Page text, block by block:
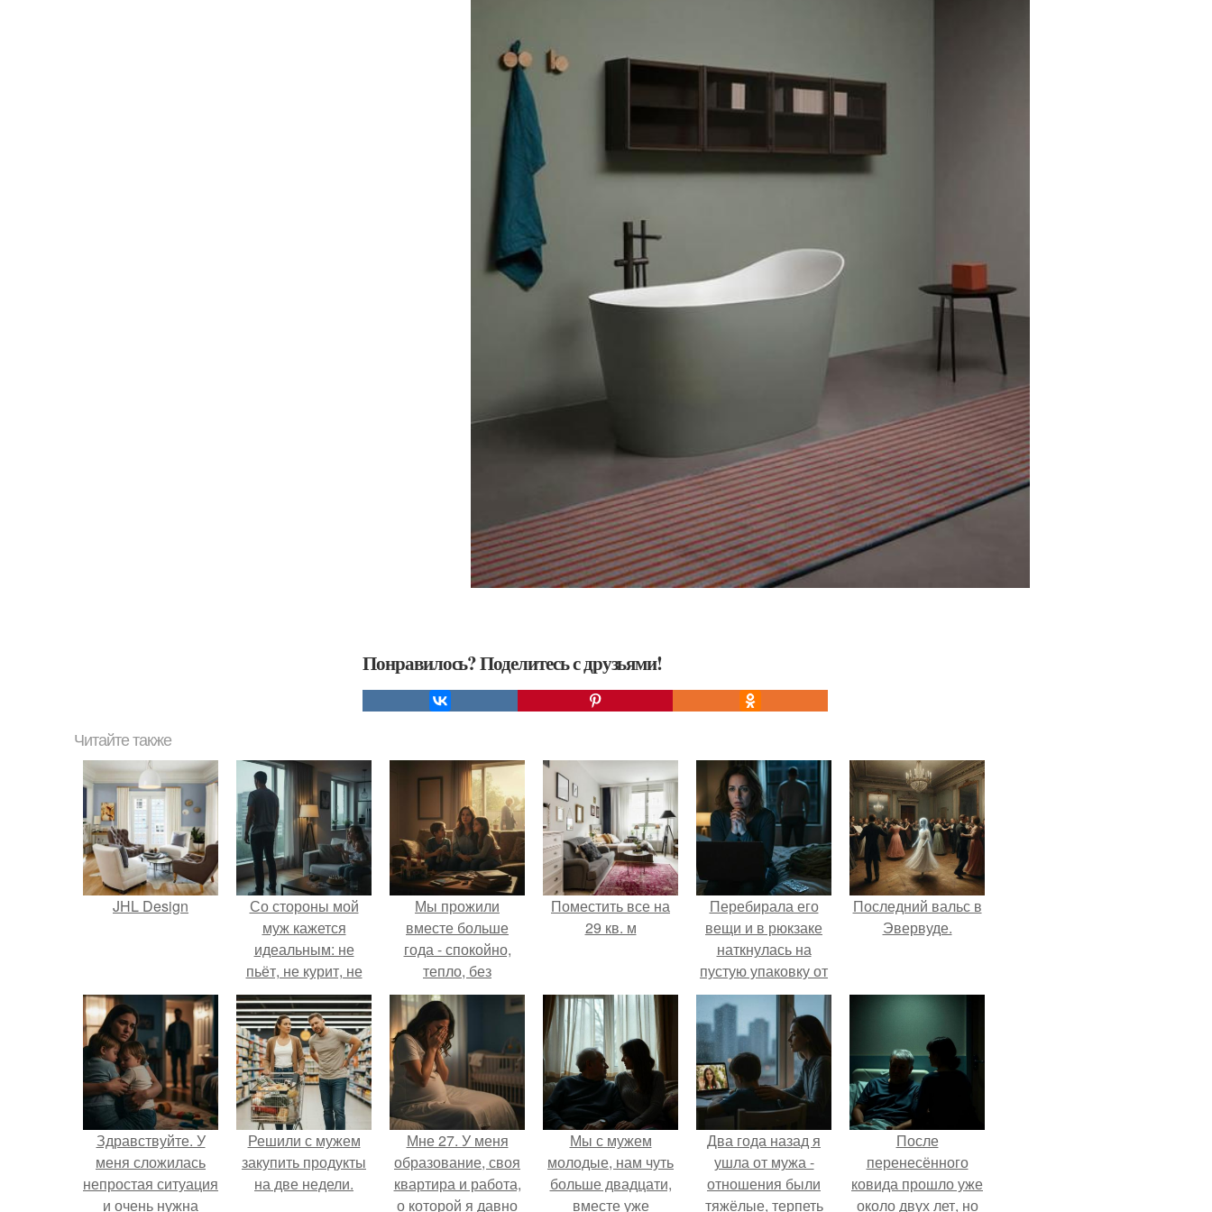
Понравилось? Поделитесь с друзьями!
Читайте также
JHL Design
Со стороны мой
муж кажется
идеальным: не
пьёт, не курит, не
даёт поводов для
ревности, с
ребёнком
справляется
отлично, да и
готовит лучше
многих.
Мы прожили
вместе больше
года - спокойно,
тепло, без
конфликтов.
Поместить все на
29 кв. м
Перебирала его
вещи и в рюкзаке
наткнулась на
пустую упаковку от
каких-то таблеток.
Последний вальс в
Эвервуде.
Здравствуйте. У
меня сложилась
непростая ситуация
и очень нужна
Решили с мужем
закупить продукты
на две недели.
Мне 27. У меня
образование, своя
квартира и работа,
о которой я давно
Мы с мужем
молодые, нам чуть
больше двадцати,
вместе уже
Два года назад я
ушла от мужа -
отношения были
тяжёлые, терпеть
После
перенесённого
ковида прошло уже
около двух лет, но